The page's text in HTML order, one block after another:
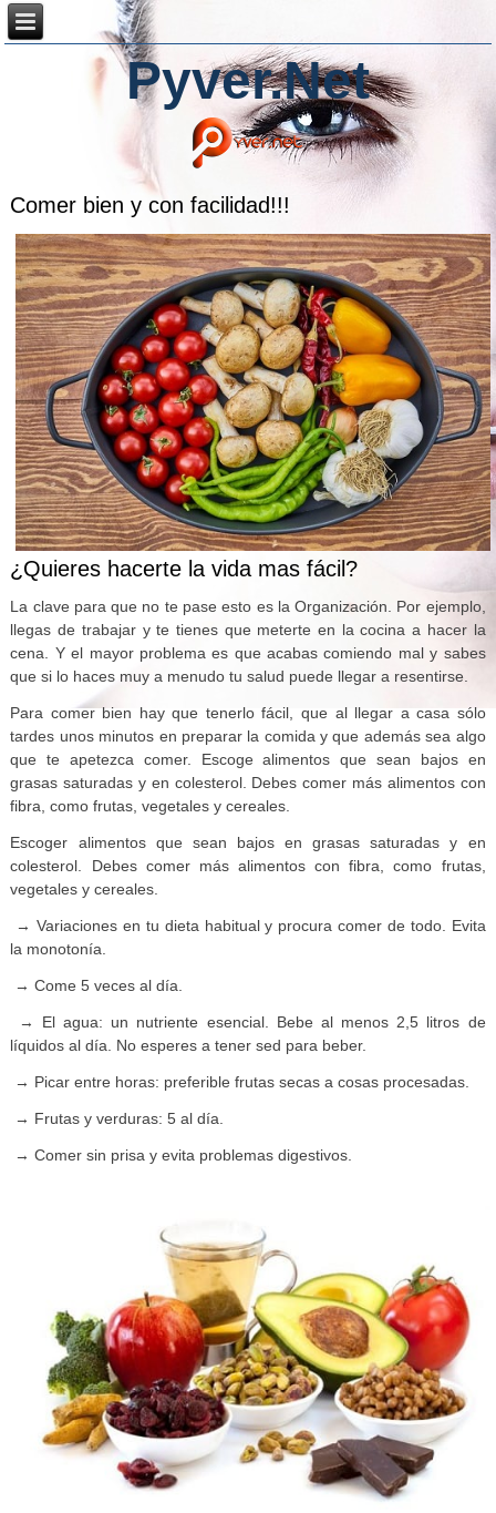
Pyver.Net
Comer bien y con facilidad!!!
¿Quieres hacerte la vida mas fácil?
La clave para que no te pase esto es la Organización. Por ejemplo,
llegas de trabajar y te tienes que meterte en la cocina a hacer la
cena. Y el mayor problema es que acabas comiendo mal y sabes
que si lo haces muy a menudo tu salud puede llegar a resentirse.
Para comer bien hay que tenerlo fácil, que al llegar a casa sólo
tardes unos minutos en preparar la comida y que además sea algo
que te apetezca comer. Escoge alimentos que sean bajos en
grasas saturadas y en colesterol. Debes comer más alimentos con
fibra, como frutas, vegetales y cereales.
Escoger alimentos que sean bajos en grasas saturadas y en
colesterol. Debes comer más alimentos con fibra, como frutas,
vegetales y cereales.
→ Variaciones en tu dieta habitual y procura comer de todo. Evita
la monotonía.
→ Come 5 veces al día.
→ El agua: un nutriente esencial. Bebe al menos 2,5 litros de
líquidos al día. No esperes a tener sed para beber.
→ Picar entre horas: preferible frutas secas a cosas procesadas.
→ Frutas y verduras: 5 al día.
→ Comer sin prisa y evita problemas digestivos.